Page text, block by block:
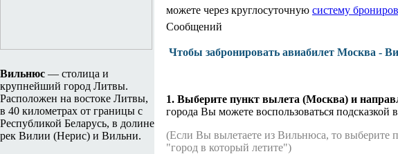
Вильнюс — столица и
крупнейший город Литвы.
Расположен на востоке Литвы,
в 40 километрах от границы с
Республикой Беларусь, в долине
рек Вилии (Нерис) и Вильни.
можете через круглосуточную систему
Сообщений
Чтобы забронировать авиабилет Москва -
1. Выберите пункт вылета (Москва) и
города Вы можете воспользоваться подсказкой
(Если Вы вылетаете из Вильнюса, то выберите
"город в который летите")